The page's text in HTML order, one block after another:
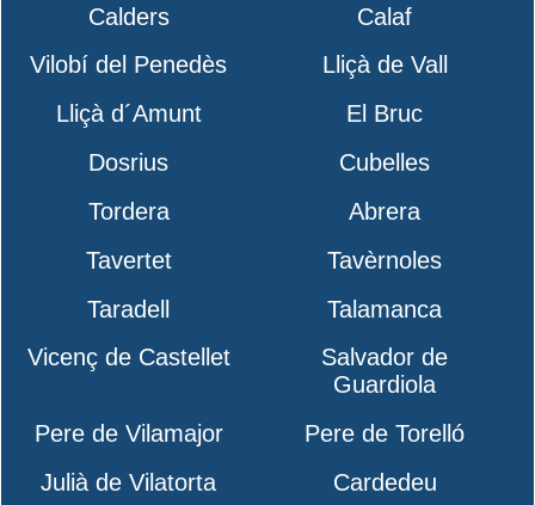
Calders
Calaf
Vilobí del Penedès
Lliçà de Vall
Lliçà d´Amunt
El Bruc
Dosrius
Cubelles
Tordera
Abrera
Tavertet
Tavèrnoles
Taradell
Talamanca
Vicenç de Castellet
Salvador de
Guardiola
Pere de Vilamajor
Pere de Torelló
Julià de Vilatorta
Cardedeu